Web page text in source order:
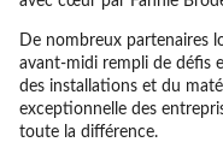
De nombreux partenaires
avant-midi rempli de défis
des installations et du
exceptionnelle des
toute la différence.